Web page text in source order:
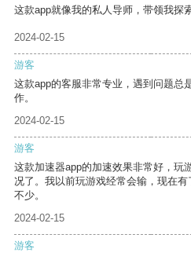
这款app就像我的私人导师，带领我探
2024-02-15
游客
这款app的客服非常专业，遇到问题总
作。
2024-02-15
游客
这款加速器app的加速效果非常好，玩
况了。我以前玩游戏经常会输，现在
不少。
2024-02-15
游客